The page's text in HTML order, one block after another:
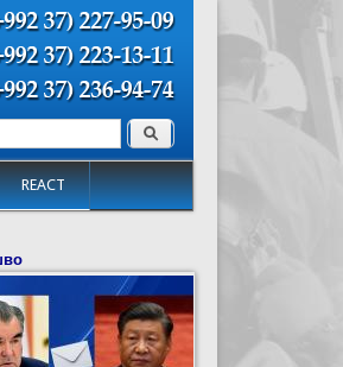
REACT
Поиск